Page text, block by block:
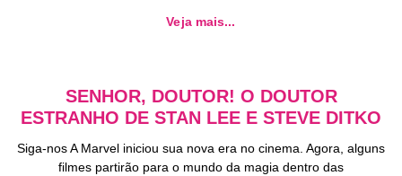
Veja mais...
SENHOR, DOUTOR! O DOUTOR
ESTRANHO DE STAN LEE E STEVE DITKO
Siga-nos A Marvel iniciou sua nova era no cinema. Agora, alguns
filmes partirão para o mundo da magia dentro das